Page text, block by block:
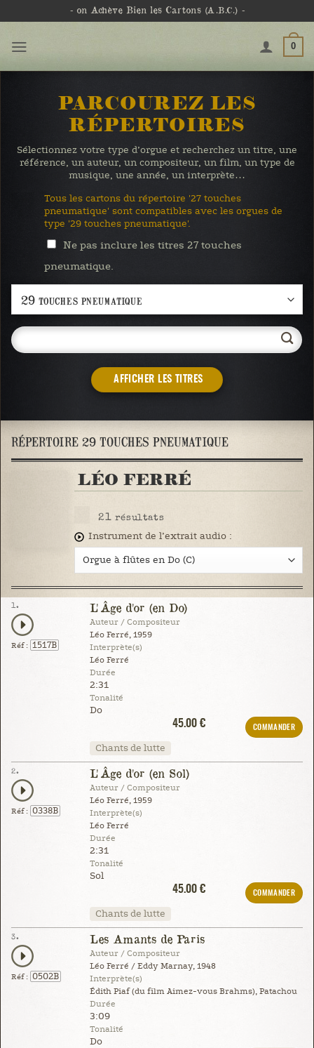
- on Achève Bien les Cartons (A.B.C.) -
0
PARCOUREZ LES
RÉPERTOIRES
Sélectionnez votre type d’orgue et recherchez un titre, une
référence, un auteur, un compositeur, un film, un type de
musique, une année, un interprète…
Tous les cartons du répertoire '27 touches
pneumatique' sont compatibles avec les orgues de
type '29 touches pneumatique'.
Ne pas inclure les titres 27 touches
pneumatique.
AFFICHER LES TITRES
RÉPERTOIRE 29 TOUCHES PNEUMATIQUE
LÉO FERRÉ
21 résultats
Instrument de l’extrait audio :
1.
Réf : 1517B
L'Âge d'or (en Do)
Auteur / Compositeur
Léo Ferré, 1959
Interprète(s)
Léo Ferré
Durée
2:31
Tonalité
Do
45.00 €
COMMANDER
Chants de lutte
2.
Réf : 0338B
L'Âge d'or (en Sol)
Auteur / Compositeur
Léo Ferré, 1959
Interprète(s)
Léo Ferré
Durée
2:31
Tonalité
Sol
45.00 €
COMMANDER
Chants de lutte
3.
Réf : 0502B
Les Amants de Paris
Auteur / Compositeur
Léo Ferré / Eddy Marnay, 1948
Interprète(s)
Édith Piaf (du film Aimez-vous Brahms), Patachou
Durée
3:09
Tonalité
Do